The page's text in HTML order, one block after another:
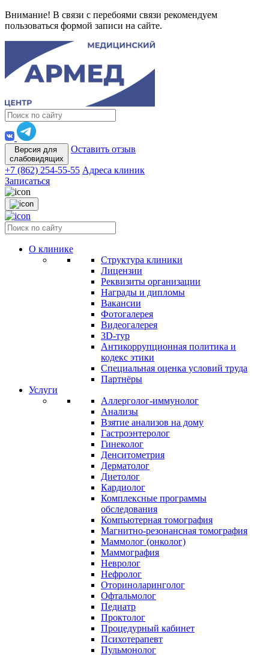
Внимание! В связи с перебоями связи рекомендуем
пользоваться формой записи на сайте.
Версия для
слабовидящих
Оставить отзыв
+7 (862) 254-55-55 Адреса клиник
Записаться
О клинике
Структура клиники
Лицензии
Реквизиты организации
Награды и дипломы
Вакансии
Фотогалерея
Видеогалерея
3D-тур
Антикоррупционная политика и
кодекс этики
Специальная оценка условий труда
Партнёры
Услуги
Аллерголог-иммунолог
Анализы
Взятие анализов на дому
Гастроэнтеролог
Гинеколог
Денситометрия
Дерматолог
Диетолог
Кардиолог
Комплексные программы
обследования
Компьютерная томография
Магнитно-резонансная томография
Маммолог (онколог)
Маммография
Невролог
Нефролог
Оториноларинголог
Офтальмолог
Педиатр
Проктолог
Процедурный кабинет
Психотерапевт
Пульмонолог